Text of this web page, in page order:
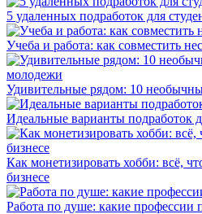
5 удаленных подработок для
Учеба и работа: как совместить
Удивительные рядом: 10
Идеальные варианты подработок
Как монетизировать хобби: всё,
бизнесе
Работа по душе: какие профессии